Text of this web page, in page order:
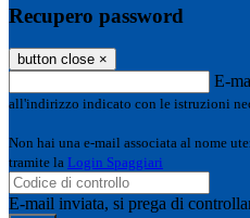
Recupero password
button close ×
E-
all'indirizzo indicato con le istruzioni
Non hai una e-mail associata al nome
tramite la Login Spaggiari
E-mail inviata, si prega di